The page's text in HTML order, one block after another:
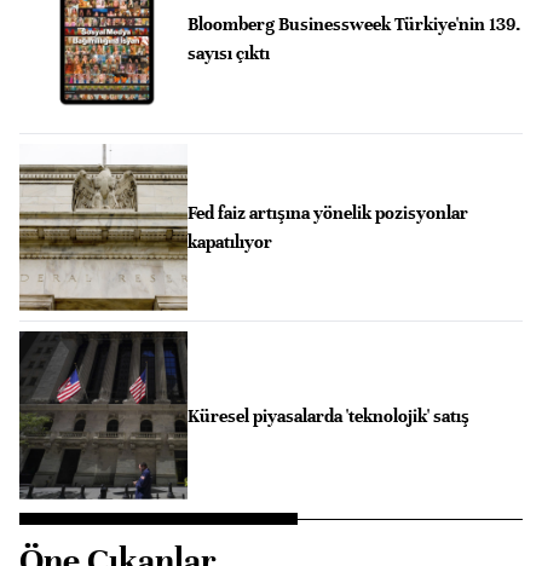
Bloomberg Businessweek Türkiye'nin 139.
sayısı çıktı
Fed faiz artışına yönelik pozisyonlar
kapatılıyor
Küresel piyasalarda 'teknolojik' satış